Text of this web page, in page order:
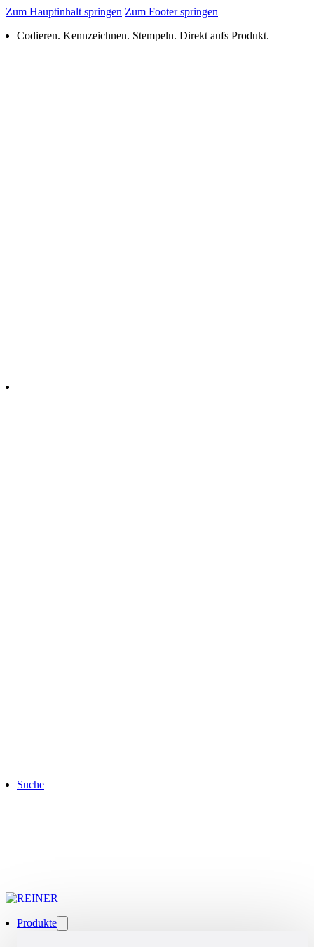
Zum Hauptinhalt springen Zum Footer springen
Codieren. Kennzeichnen. Stempeln. Direkt aufs Produkt.
Suche
Produkte